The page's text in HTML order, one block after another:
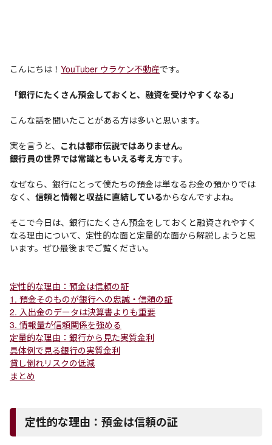
こんにちは！ YouTuber ウラケン不動産です。
「銀行にたくさん預金しておくと、融資を受けやすくなる」
こんな話を聞いたことがある方は多いと思います。
実を言うと、 これは都市伝説ではありません。
銀行員の世界では常識ともいえる考え方です。
なぜなら、銀行にとって僕たちの預金は単なるお金の預かりでは
なく、 信頼と情報と収益に直結しているからなんですよね。
そこで今日は、銀行にたくさん預金をしておくと融資されやすく
なる理由について、定性的な面と定量的な面から解説しようと思
います。ぜひ最後までご覧ください。
定性的な理由：預金は信頼の証
1. 預金そのものが銀行への忠誠・信頼の証
2. 入出金のデータは決算書よりも重要
3. 情報量が信頼関係を強める
定量的な理由：銀行から見た実質金利
具体例で見る銀行の実質金利
貸し倒れリスクの低減
まとめ
定性的な理由：預金は信頼の証